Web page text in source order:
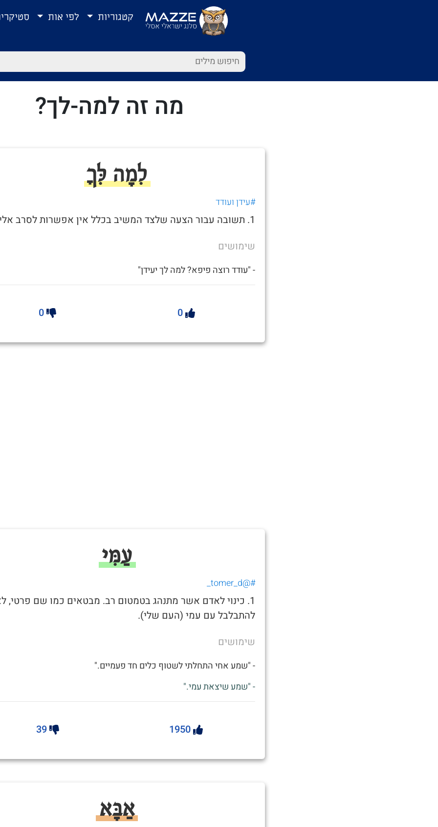
קטגוריות לפי אות
מה זה למה-לך?
לִמָה לִּךָ
#עידן ועודד
1. תשובה עבור הצעה שלצד המשיב בכלל אין אפשרות לסרב אליה
שימושים
- "עודד רוצה פיפא? למה לך יעידן"
0
0
עַמִּי
#@tomer_d_
1. כינוי לאדם אשר מתנהג בטמטום רב. מבטאים כמו שם פרטי,
להתבלבל עם עמי (העם שלי).
שימושים
- "שמע אחי התחלתי לשטוף כלים חד פעמיים."
- "שמע שיצאת עמי."
1950
39
אַבָּא